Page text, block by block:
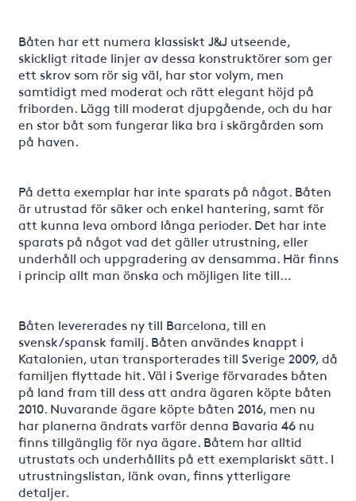
Båten har ett numera klassiskt J&J utseende,
skickligt ritade linjer av dessa konstruktörer som ger
ett skrov som rör sig väl, har stor volym, men
samtidigt med moderat och rätt elegant höjd på
friborden. Lägg till moderat djupgående, och du har
en stor båt som fungerar lika bra i skärgården som
på haven.
På detta exemplar har inte sparats på något. Båten
är utrustad för säker och enkel hantering, samt för
att kunna leva ombord långa perioder. Det har inte
sparats på något vad det gäller utrustning, eller
underhåll och uppgradering av densamma. Här finns
i princip allt man önska och möjligen lite till…
Båten levererades ny till Barcelona, till en
svensk/spansk familj. Båten användes knappt i
Katalonien, utan transporterades till Sverige 2009, då
familjen flyttade hit. Väl i Sverige förvarades båten
på land fram till dess att andra ägaren köpte båten
2010. Nuvarande ägare köpte båten 2016, men nu
har planerna ändrats varför denna Bavaria 46 nu
finns tillgänglig för nya ägare. Båtem har alltid
utrustats och underhållits på ett exemplariskt sätt. I
utrustningslistan, länk ovan, finns ytterligare
detaljer.